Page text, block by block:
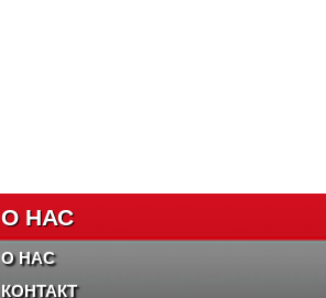
О НАС
О НАС
КОНТАКТ